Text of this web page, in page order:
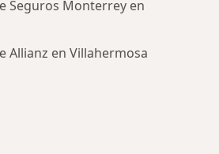
Seguros Monterrey en
Allianz en Villahermosa